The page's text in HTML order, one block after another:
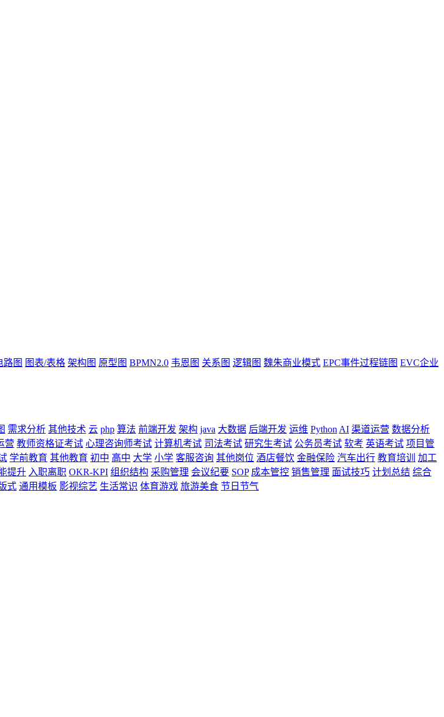
路图 图表/表格 架构图 原型图 BPMN2.0 韦恩图 关系图 逻辑图 魏朱商业模式 EPC事件过程链图 EVC企业
需求分析 其他技术 云 php 算法 前端开发 架构 java 大数据 后端开发 运维 Python AI 渠道运营 数据分析
营 教师资格证考试 心理咨询师考试 计算机考试 司法考试 研究生考试 公务员考试 软考 英语考试 项目管
学前教育 其他教育 初中 高中 大学 小学 客服咨询 其他岗位 酒店餐饮 金融保险 汽车出行 教育培训
加工
提升 入职离职 OKR-KPI 组织结构 采购管理 会议纪要 SOP 成本管控 销售管理 面试技巧 计划总结 综合
式 通用模板 影视综艺 生活常识 体育游戏 旅游美食 节日节气